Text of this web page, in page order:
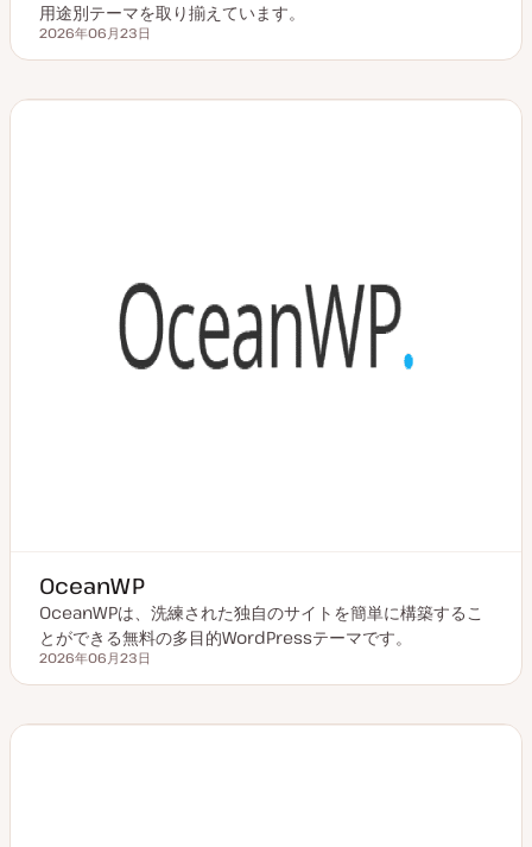
用途別テーマを取り揃えています。
更新日
2026年06月23日
OceanWP
OceanWPは、洗練された独自のサイトを簡単に構築するこ
とができる無料の多目的WordPressテーマです。
更新日
2026年06月23日